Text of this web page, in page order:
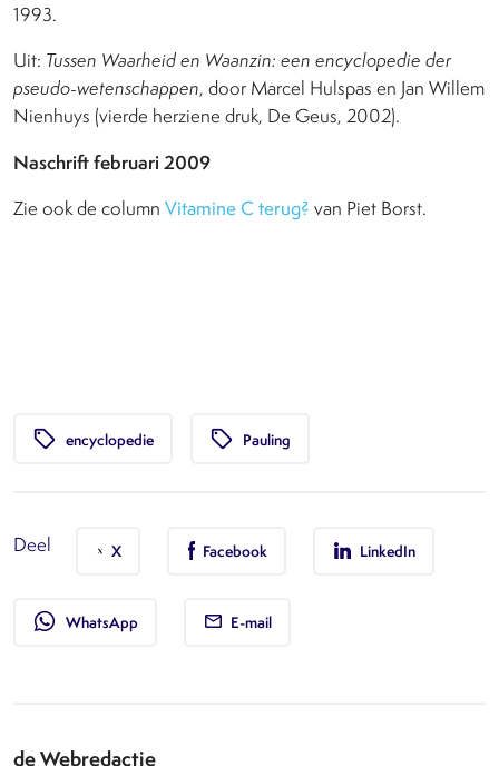
1993.
Uit: Tussen Waarheid en Waanzin: een encyclopedie der
pseudo-wetenschappen, door Marcel Hulspas en Jan Willem
Nienhuys (vierde herziene druk, De Geus, 2002).
Naschrift februari 2009
Zie ook de column Vitamine C terug? van Piet Borst.
local_offer encyclopedie local_offer Pauling
Deel X Facebook LinkedIn
whatsapp WhatsApp E-mail
de Webredactie